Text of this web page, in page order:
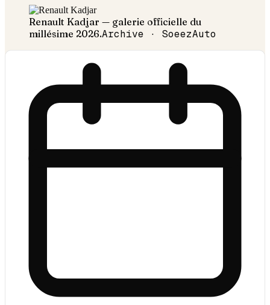
Renault Kadjar — galerie officielle du
millésime 2026.Archive · SoeezAuto